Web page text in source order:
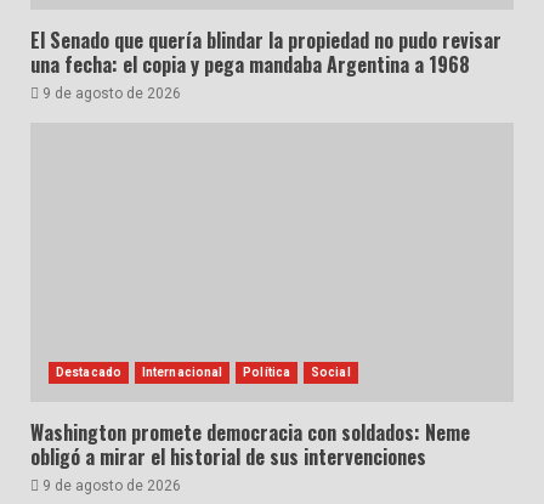
El Senado que quería blindar la propiedad no pudo revisar
una fecha: el copia y pega mandaba Argentina a 1968
9 de agosto de 2026
Destacado Internacional Política Social
Washington promete democracia con soldados: Neme
obligó a mirar el historial de sus intervenciones
9 de agosto de 2026